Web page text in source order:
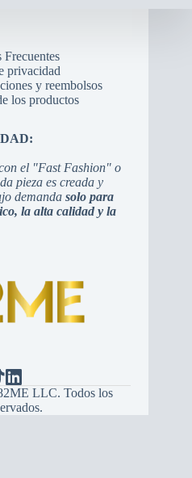
Frecuentes
privacidad
y reembolsos
los productos
el "Fast Fashion" o
pieza es creada y
demandasolo para
la alta calidad y la
LLC. Todos los